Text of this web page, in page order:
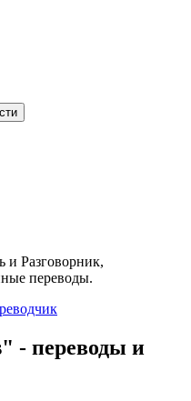
и Разговорник,
переводы.
- переводы и